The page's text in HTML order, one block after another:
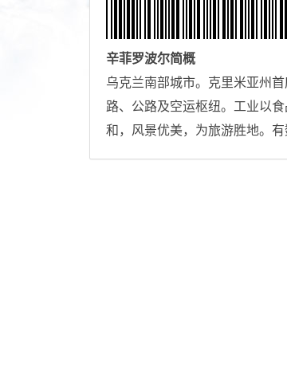
辛菲罗波尔简概
乌克兰南部城市。克里米亚州
路、公路及空运枢纽。工业以
和，风景优美，为旅游胜地。有